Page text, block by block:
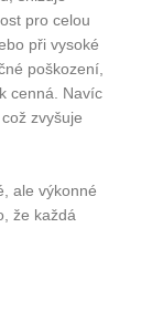
pro celou
při vysoké
poškození,
cenná. Navíc
zvyšuje
ale výkonné
že každá